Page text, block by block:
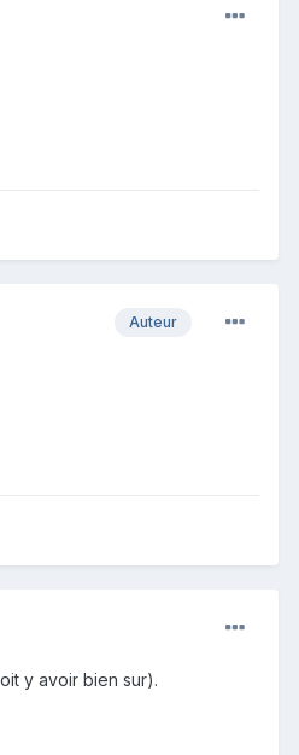
Auteur
y avoir bien sur).